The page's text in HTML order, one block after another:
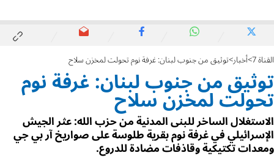
القناة 7 أخبار توثيق من جنوب لبنان: غرفة نوم تحولت لمخزن سلاح
توثيق من جنوب لبنان: غرفة نوم
تحولت لمخزن سلاح
الاستغلال الساخر للبنى المدنية من حزب الله: عثر الجيش
الإسرائيلي في غرفة نوم بقرية طلوسة على صواريخ آر بي جي
ومعدات تكتيكية وقاذفات مضادة للدروع.